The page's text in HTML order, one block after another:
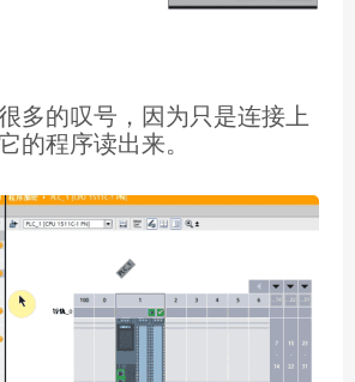
多的叹号，因为只是连接上
的程序读出来。